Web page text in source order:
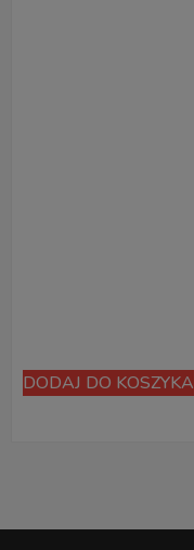
DODAJ DO KOSZYKA